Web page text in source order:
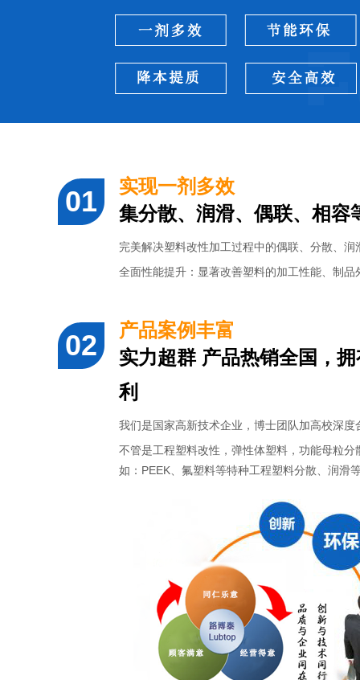
实现一剂多效
集分散、润滑、偶联、相容
完美解决塑料改性加工过程中的偶联、分散、
全面性能提升：显著改善塑料的加工性能、制品
产品案例丰富
实力超群 产品热销全国，
利
我们是国家高新技术企业，博士团队加高校深
不管是工程塑料改性，弹性体塑料，功能母粒
如：PEEK、氟塑料等特种工程塑料分散、润滑